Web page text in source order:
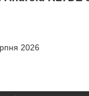
2026